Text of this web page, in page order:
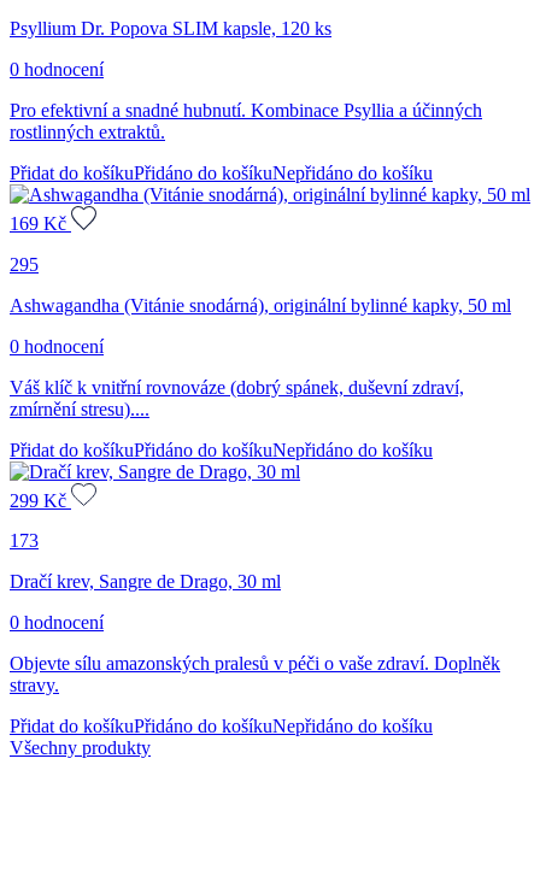
Psyllium Dr. Popova SLIM kapsle, 120 ks
0 hodnocení
Pro efektivní a snadné hubnutí. Kombinace Psyllia a účinných
rostlinných extraktů.
Přidat do košíkuPřidáno do košíkuNepřidáno do košíku
169 Kč
295
Ashwagandha (Vitánie snodárná), originální bylinné kapky, 50 ml
0 hodnocení
Váš klíč k vnitřní rovnováze (dobrý spánek, duševní zdraví,
zmírnění stresu)....
Přidat do košíkuPřidáno do košíkuNepřidáno do košíku
299 Kč
173
Dračí krev, Sangre de Drago, 30 ml
0 hodnocení
Objevte sílu amazonských pralesů v péči o vaše zdraví. Doplněk
stravy.
Přidat do košíkuPřidáno do košíkuNepřidáno do košíku
Všechny produkty